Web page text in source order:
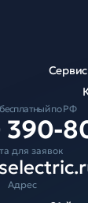
по РФ
390-
для заявок
Адрес